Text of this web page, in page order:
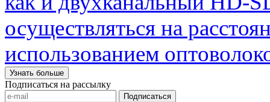
осуществляться на
использованием
Узнать больше
Подписаться на рассылку
Подписаться